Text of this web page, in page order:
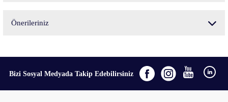
Önerileriniz
Görüş ve önerileriniz için teşekkür ederiz.
Bizi Sosyal Medyada Takip Edebilirsiniz